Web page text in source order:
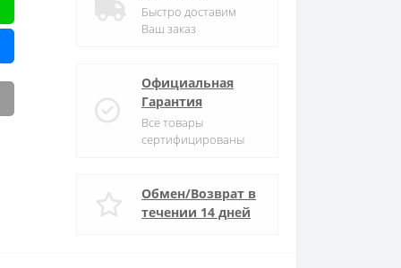
Быстро доставим
Ваш заказ
Официальная
Гарантия
Все товары
сертифицированы
Обмен/Возврат в
течении 14 дней